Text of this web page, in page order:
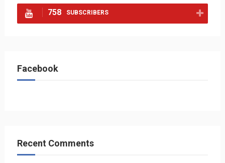
758 SUBSCRIBERS
Facebook
Recent Comments